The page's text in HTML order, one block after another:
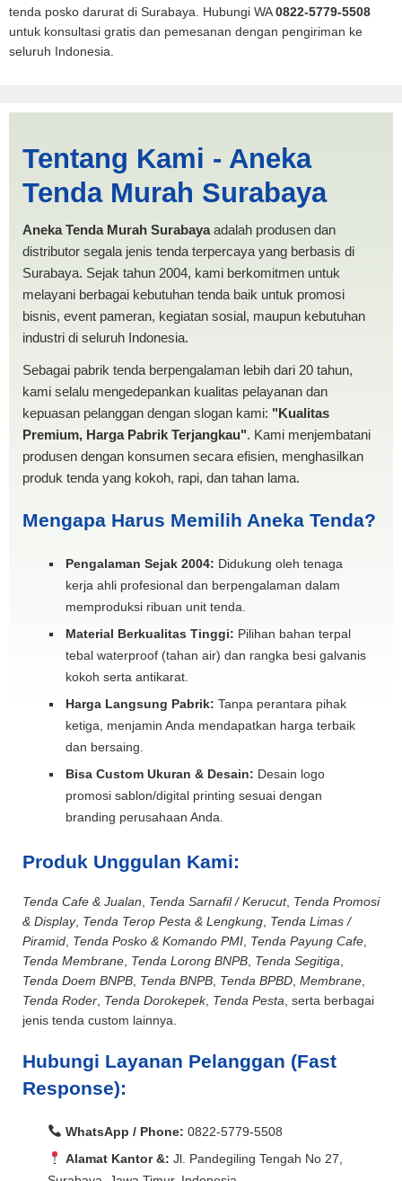
tenda posko darurat di Surabaya. Hubungi WA0822-5779-5508
untuk konsultasi gratis dan pemesanan dengan pengiriman ke
seluruh Indonesia.
Prabumulih | PRODUKSI
ANEKA TENDA MURAH
Tentang Kami - Aneka
Tenda Murah Surabaya
Aneka Tenda Murah Surabayaadalah produsen dan
distributor segala jenis tenda terpercaya yang berbasis di
Surabaya. Sejak tahun 2004, kami berkomitmen untuk
melayani berbagai kebutuhan tenda baik untuk promosi
bisnis, event pameran, kegiatan sosial, maupun kebutuhan
industri di seluruh Indonesia.
Sebagai pabrik tenda berpengalaman lebih dari 20 tahun,
kami selalu mengedepankan kualitas pelayanan dan
kepuasan pelanggan dengan slogan kami: "Kualitas
Premium, Harga Pabrik Terjangkau". Kami menjembatani
produsen dengan konsumen secara efisien, menghasilkan
produk tenda yang kokoh, rapi, dan tahan lama.
Mengapa Harus Memilih Aneka Tenda?
Pengalaman Sejak 2004: Didukung oleh tenaga
kerja ahli profesional dan berpengalaman dalam
memproduksi ribuan unit tenda.
Material Berkualitas Tinggi: Pilihan bahan terpal
tebal waterproof (tahan air) dan rangka besi galvanis
kokoh serta antikarat.
Harga Langsung Pabrik: Tanpa perantara pihak
ketiga, menjamin Anda mendapatkan harga terbaik
dan bersaing.
Bisa Custom Ukuran & Desain: Desain logo
promosi sablon/digital printing sesuai dengan
branding perusahaan Anda.
Produk Unggulan Kami:
Tenda Cafe & Jualan Tenda Sarnafil / Kerucut, Tenda Promosi
& Display, Tenda Terop Pesta & Lengkung Tenda Limas /
Piramid Tenda Posko & Komando PMI Tenda Payung Cafe
Tenda Membrane Tenda Lorong BNPB Tenda Segitiga
Tenda Doem BNPB Tenda BNPB Tenda BPBD Membrane
Tenda Roder Tenda Dorokepek, Tenda Pesta , serta berbagai
jenis tenda custom lainnya.
Hubungi Layanan Pelanggan (Fast
Response):
WhatsApp / Phone: 0822-5779-5508
Alamat Kantor &: Jl. Pandegiling Tengah No 27,